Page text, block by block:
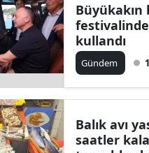
Büyükakın
kullandı
Gündem
Balık avı
saatler kala